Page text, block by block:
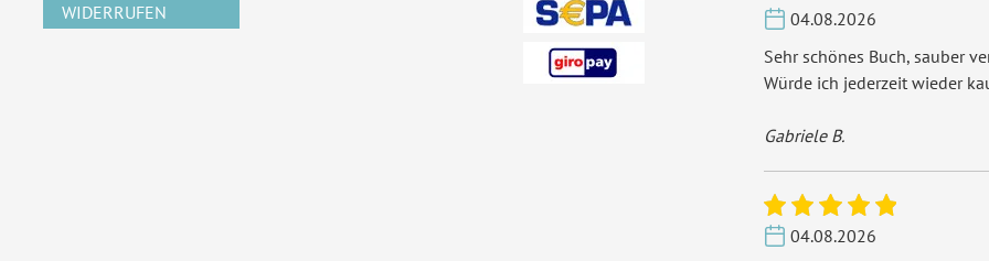
WIDERRUFEN
04.08.2026
Sehr schönes Buch, sauber
Würde ich jederzeit wieder
Gabriele B.
04.08.2026